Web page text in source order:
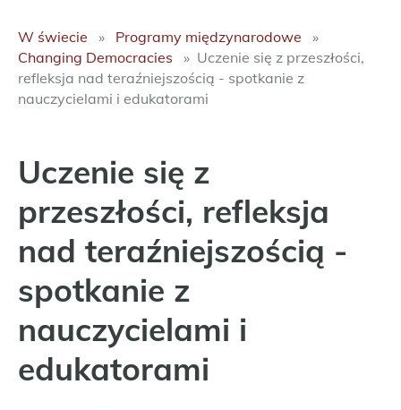
W świecie
Programy międzynarodowe
Changing Democracies
Uczenie się z przeszłości,
refleksja nad teraźniejszością - spotkanie z
nauczycielami i edukatorami
Uczenie się z
przeszłości, refleksja
nad teraźniejszością -
spotkanie z
nauczycielami i
edukatorami